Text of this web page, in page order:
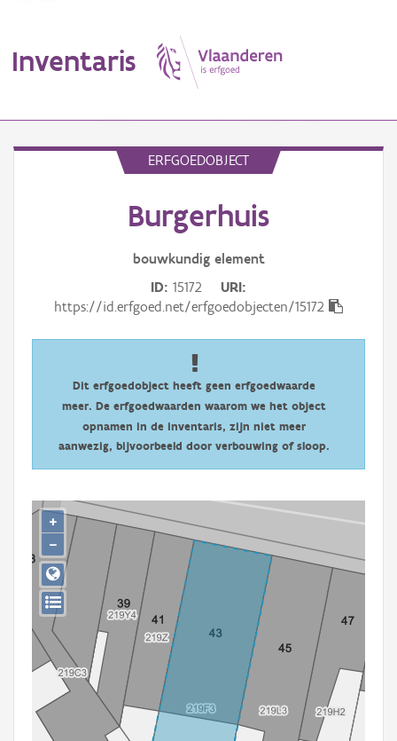
Inventaris
Persoon of collectief
Downloads
Aanmelden
ERFGOEDOBJECT
Burgerhuis
bouwkundig element
ID 15172
URI
https://id.erfgoed.net/erfgoedobjecten/15172
Dit erfgoedobject heeft geen erfgoedwaarde
meer. De erfgoedwaarden waarom we het object
opnamen in de inventaris, zijn niet meer
aanwezig, bijvoorbeeld door verbouwing of sloop.
+
−